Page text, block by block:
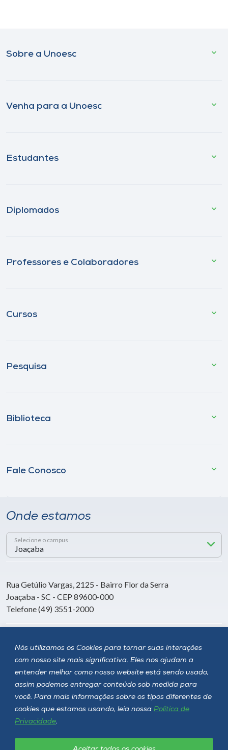
Nós utilizamos os Cookies para tornar suas interações
com nosso site mais significativa. Eles nos ajudam a
entender melhor como nosso website está sendo usado,
assim podemos entregar conteúdo sob medida para
você. Para mais informações sobre os tipos diferentes de
cookies que estamos usando, leia nossa Política de
Privacidade.
Sobre a Unoesc
Venha para a Unoesc
Estudantes
Diplomados
Professores e Colaboradores
Cursos
Pesquisa
Biblioteca
Fale Conosco
Onde estamos
Selecione o campus
Rua Getúlio Vargas, 2125 - Bairro Flor da Serra
Joaçaba - SC - CEP 89600-000
Telefone (49) 3551-2000
Siga a Unoesc